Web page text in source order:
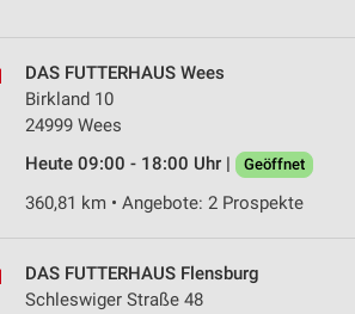
DAS FUTTERHAUS Wees
Birkland 10
24999 Wees
Heute 09:00 - 18:00 Uhr |
Geöffnet
360,81 km • Angebote: 2 Prospekte
DAS FUTTERHAUS Flensburg
Schleswiger Straße 48